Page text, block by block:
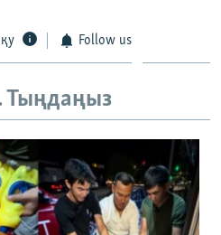
Follow us
Тыңдаңыз